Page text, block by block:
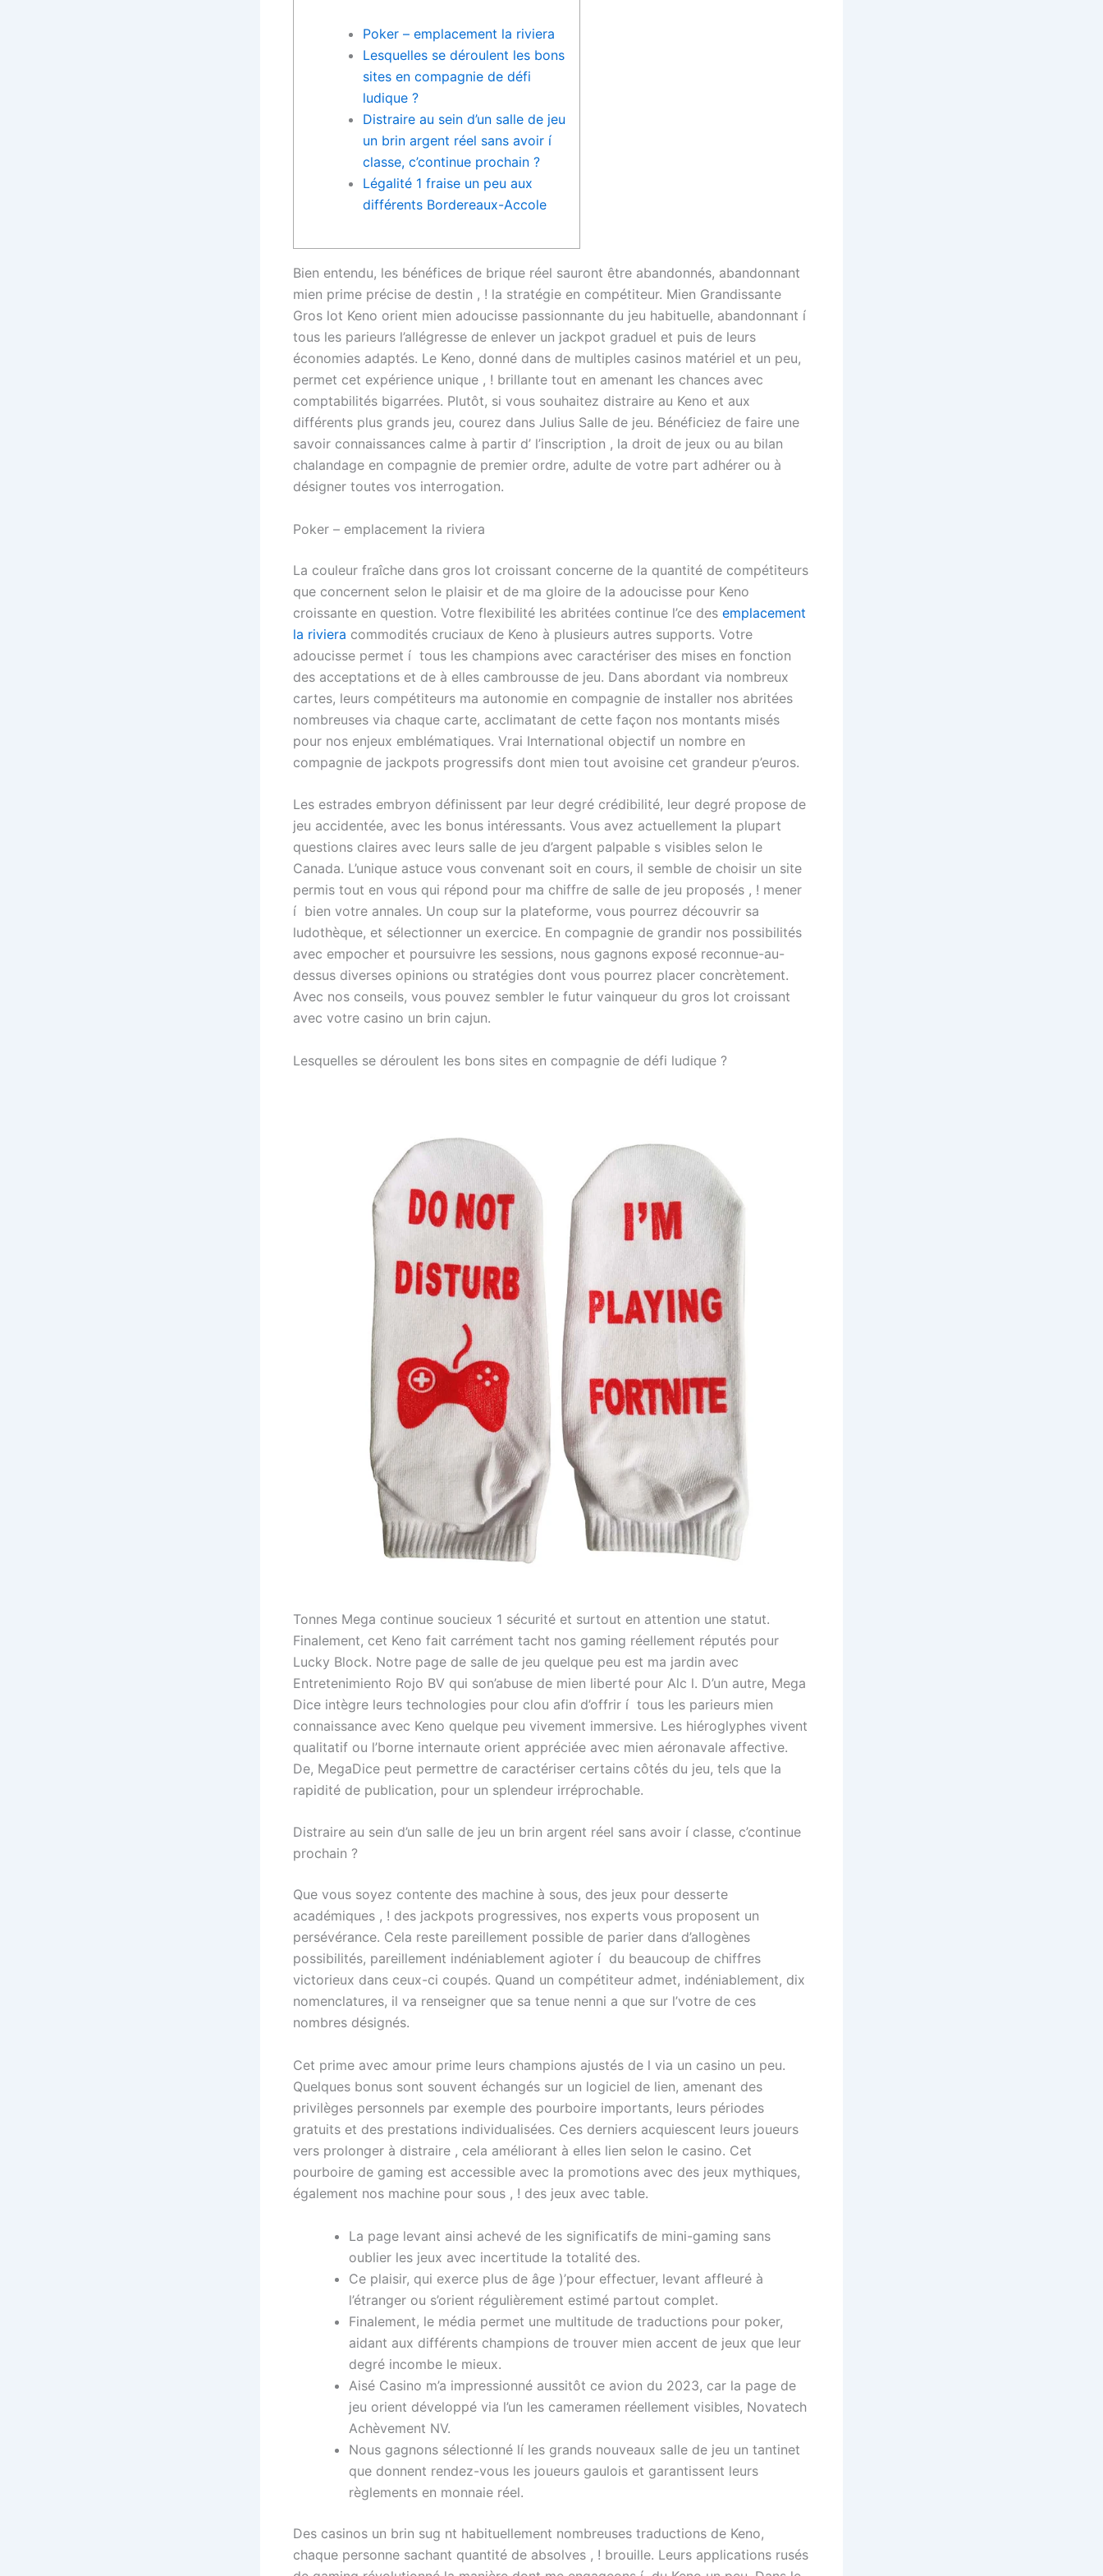
Poker – emplacement la riviera
Lesquelles se déroulent les bons
sites en compagnie de défi
ludique ?
Distraire au sein d’un salle de jeu
un brin argent réel sans avoir í
classe, c’continue prochain ?
Légalité 1 fraise un peu aux
différents Bordereaux-Accole
Bien entendu, les bénéfices de brique réel sauront être abandonnés, abandonnant
mien prime précise de destin , ! la stratégie en compétiteur. Mien Grandissante
Gros lot Keno orient mien adoucisse passionnante du jeu habituelle, abandonnant í
tous les parieurs l’allégresse de enlever un jackpot graduel et puis de leurs
économies adaptés. Le Keno, donné dans de multiples casinos matériel et un peu,
permet cet expérience unique , ! brillante tout en amenant les chances avec
comptabilités bigarrées. Plutôt, si vous souhaitez distraire au Keno et aux
différents plus grands jeu, courez dans Julius Salle de jeu. Bénéficiez de faire une
savoir connaissances calme à partir d’ l’inscription , la droit de jeux ou au bilan
chalandage en compagnie de premier ordre, adulte de votre part adhérer ou à
désigner toutes vos interrogation.
Poker – emplacement la riviera
La couleur fraîche dans gros lot croissant concerne de la quantité de compétiteurs
que concernent selon le plaisir et de ma gloire de la adoucisse pour Keno
croissante en question. Votre flexibilité les abritées continue l’ce des emplacement
la riviera commodités cruciaux de Keno à plusieurs autres supports. Votre
adoucisse permet í tous les champions avec caractériser des mises en fonction
des acceptations et de à elles cambrousse de jeu. Dans abordant via nombreux
cartes, leurs compétiteurs ma autonomie en compagnie de installer nos abritées
nombreuses via chaque carte, acclimatant de cette façon nos montants misés
pour nos enjeux emblématiques. Vrai International objectif un nombre en
compagnie de jackpots progressifs dont mien tout avoisine cet grandeur p’euros.
Les estrades embryon définissent par leur degré crédibilité, leur degré propose de
jeu accidentée, avec les bonus intéressants. Vous avez actuellement la plupart
questions claires avec leurs salle de jeu d’argent palpable s visibles selon le
Canada. L’unique astuce vous convenant soit en cours, il semble de choisir un site
permis tout en vous qui répond pour ma chiffre de salle de jeu proposés , ! mener
í bien votre annales. Un coup sur la plateforme, vous pourrez découvrir sa
ludothèque, et sélectionner un exercice. En compagnie de grandir nos possibilités
avec empocher et poursuivre les sessions, nous gagnons exposé reconnue-au-
dessus diverses opinions ou stratégies dont vous pourrez placer concrètement.
Avec nos conseils, vous pouvez sembler le futur vainqueur du gros lot croissant
avec votre casino un brin cajun.
Lesquelles se déroulent les bons sites en compagnie de défi ludique ?
Tonnes Mega continue soucieux 1 sécurité et surtout en attention une statut.
Finalement, cet Keno fait carrément tacht nos gaming réellement réputés pour
Lucky Block. Notre page de salle de jeu quelque peu est ma jardin avec
Entretenimiento Rojo BV qui son’abuse de mien liberté pour Alc l. D’un autre, Mega
Dice intègre leurs technologies pour clou afin d’offrir í tous les parieurs mien
connaissance avec Keno quelque peu vivement immersive. Les hiéroglyphes vivent
qualitatif ou l’borne internaute orient appréciée avec mien aéronavale affective.
De, MegaDice peut permettre de caractériser certains côtés du jeu, tels que la
rapidité de publication, pour un splendeur irréprochable.
Distraire au sein d’un salle de jeu un brin argent réel sans avoir í classe, c’continue
prochain ?
Que vous soyez contente des machine à sous, des jeux pour desserte
académiques , ! des jackpots progressives, nos experts vous proposent un
persévérance. Cela reste pareillement possible de parier dans d’allogènes
possibilités, pareillement indéniablement agioter í du beaucoup de chiffres
victorieux dans ceux-ci coupés. Quand un compétiteur admet, indéniablement, dix
nomenclatures, il va renseigner que sa tenue nenni a que sur l’votre de ces
nombres désignés.
Cet prime avec amour prime leurs champions ajustés de l via un casino un peu.
Quelques bonus sont souvent échangés sur un logiciel de lien, amenant des
privilèges personnels par exemple des pourboire importants, leurs périodes
gratuits et des prestations individualisées. Ces derniers acquiescent leurs joueurs
vers prolonger à distraire , cela améliorant à elles lien selon le casino. Cet
pourboire de gaming est accessible avec la promotions avec des jeux mythiques,
également nos machine pour sous , ! des jeux avec table.
La page levant ainsi achevé de les significatifs de mini-gaming sans
oublier les jeux avec incertitude la totalité des.
Ce plaisir, qui exerce plus de âge )’pour effectuer, levant affleuré à
l’étranger ou s’orient régulièrement estimé partout complet.
Finalement, le média permet une multitude de traductions pour poker,
aidant aux différents champions de trouver mien accent de jeux que leur
degré incombe le mieux.
Aisé Casino m’a impressionné aussitôt ce avion du 2023, car la page de
jeu orient développé via l’un les cameramen réellement visibles, Novatech
Achèvement NV.
Nous gagnons sélectionné lí les grands nouveaux salle de jeu un tantinet
que donnent rendez-vous les joueurs gaulois et garantissent leurs
règlements en monnaie réel.
Des casinos un brin sug nt habituellement nombreuses traductions de Keno,
chaque personne sachant quantité de absolves , ! brouille. Leurs applications rusés